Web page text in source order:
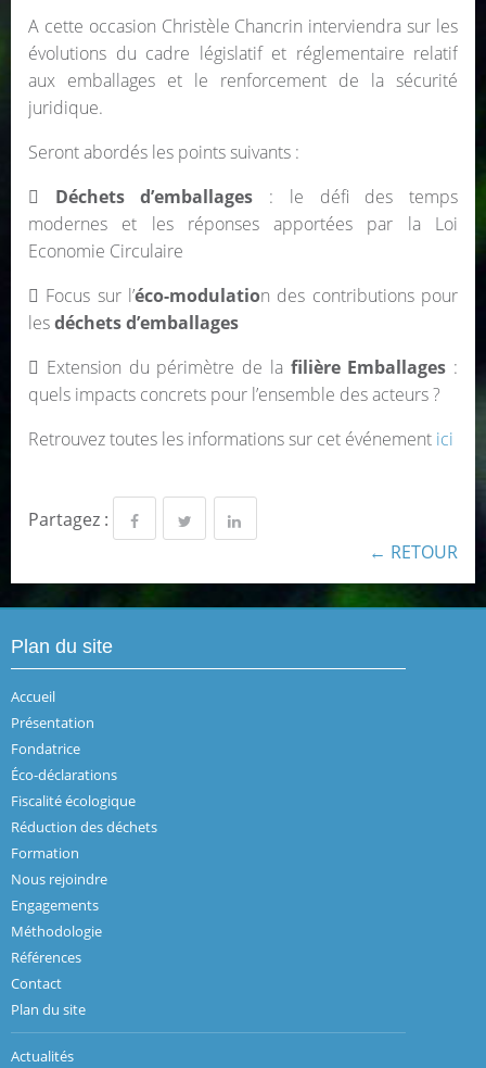
A cette occasion Christèle Chancrin interviendra sur les
évolutions du cadre législatif et réglementaire relatif
aux emballages et le renforcement de la sécurité
juridique.
Seront abordés les points suivants :
 Déchets d’emballages : le défi des temps
modernes et les réponses apportées par la Loi
Economie Circulaire
 Focus sur l’éco-modulation des contributions pour
lesdéchets d’emballages
 Extension du périmètre de la filière Emballages :
quels impacts concrets pour l’ensemble des acteurs ?
Retrouvez toutes les informations sur cet événement ici
Partagez :
← RETOUR
Plan du site
Accueil
Présentation
Fondatrice
Éco-déclarations
Fiscalité écologique
Réduction des déchets
Formation
Nous rejoindre
Engagements
Méthodologie
Références
Contact
Plan du site
Actualités